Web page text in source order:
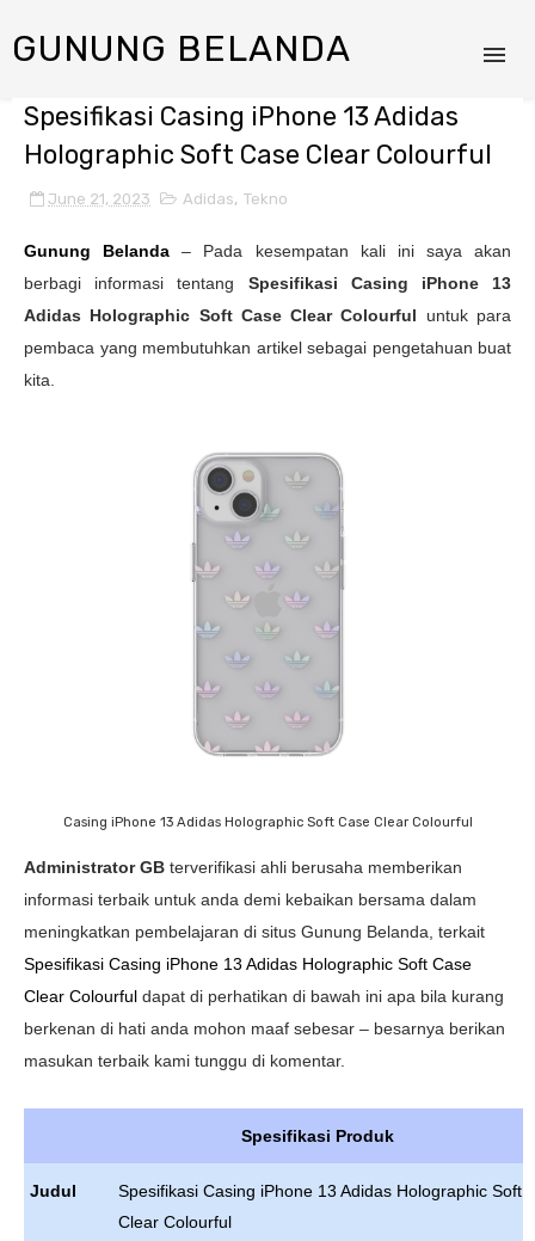
GUNUNG BELANDA
Spesifikasi Casing iPhone 13 Adidas
Holographic Soft Case Clear Colourful
June 21, 2023 Adidas, Tekno
Gunung Belanda – Pada kesempatan kali ini saya akan
berbagi informasi tentang Spesifikasi
Casing iPhone 13
Adidas Holographic Soft Case Clear Colourful untuk para
pembaca yang membutuhkan artikel sebagai pengetahuan buat
kita.
Casing iPhone 13 Adidas Holographic Soft Case Clear Colourful
Administrator GB terverifikasi ahli berusaha memberikan
informasi terbaik untuk anda demi kebaikan bersama dalam
meningkatkan pembelajaran di situs Gunung Belanda, terkait
Spesifikasi Casing iPhone 13 Adidas Holographic Soft Case
Clear Colourful dapat di perhatikan di bawah ini apa bila kurang
berkenan di hati anda mohon maaf sebesar – besarnya berikan
masukan terbaik kami tunggu di komentar.
Spesifikasi Produk
Judul
Spesifikasi Casing iPhone 13 Adidas Holographic Soft
Clear Colourful